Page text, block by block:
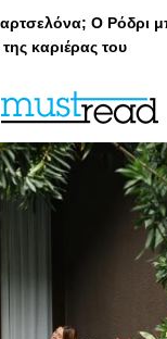
Ο Ρόδρι
καριέρας του